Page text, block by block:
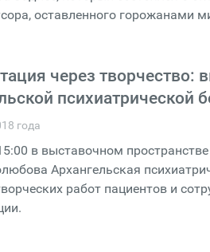
оставленного горожанами
через творчество:
года
в выставочном
Архангельская
работ пациентов и